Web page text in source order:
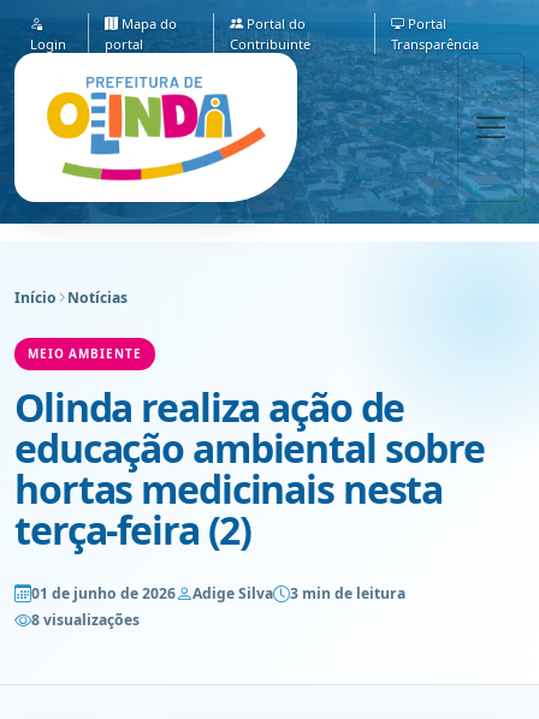
Login
Mapa do
portal
Portal do
Contribuinte
Portal
Transparência
Início Notícias
MEIO AMBIENTE
Olinda realiza ação de
educação ambiental sobre
hortas medicinais nesta
terça-feira (2)
01 de junho de 2026 Adige Silva
3 min de leitura
8 visualizações